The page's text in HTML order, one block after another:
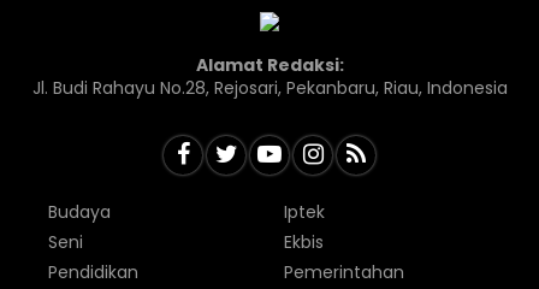
Alamat Redaksi:
Jl. Budi Rahayu No.28, Rejosari, Pekanbaru, Riau, Indonesia
Budaya
Seni
Pendidikan
Iptek
Ekbis
Pemerintahan